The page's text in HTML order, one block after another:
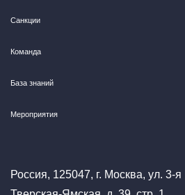
Санкции
Команда
База знаний
Мероприятия
Россия, 125047, г. Москва, ул. 3-я